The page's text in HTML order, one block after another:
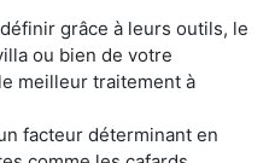
grâce à leurs outils, le
ou bien de votre
meilleur traitement à
facteur déterminant en